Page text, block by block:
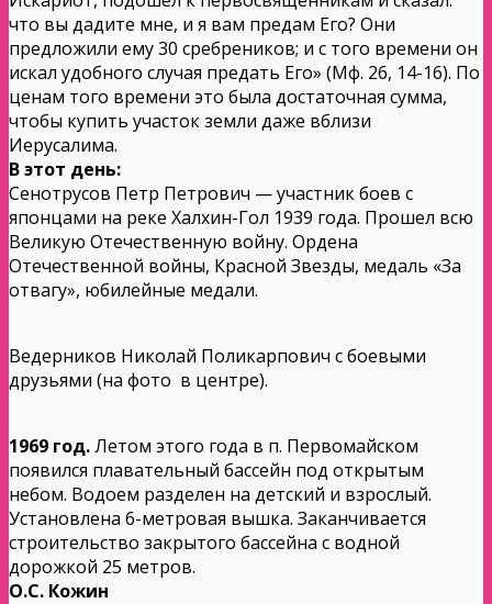
что вы дадите мне, и я вам предам Его? Они
предложили ему 30 сребреников; и с того времени он
искал удобного случая предать Его» (Мф. 26, 14-16). По
ценам того времени это была достаточная сумма,
чтобы купить участок земли даже вблизи
Иерусалима.
В этот день:
Сенотрусов Петр Петрович — участник боев с
японцами на реке Халхин-Гол 1939 года. Прошел всю
Великую Отечественную войну. Ордена
Отечественной войны, Красной Звезды, медаль «За
отвагу», юбилейные медали.
Ведерников Николай Поликарпович с боевыми
друзьями (на фото в центре).
1969 год.Летом этого года в п. Первомайском
появился плавательный бассейн под открытым
небом. Водоем разделен на детский и взрослый.
Установлена 6-метровая вышка. Заканчивается
строительство закрытого бассейна с водной
дорожкой 25 метров.
О.С. Кожин